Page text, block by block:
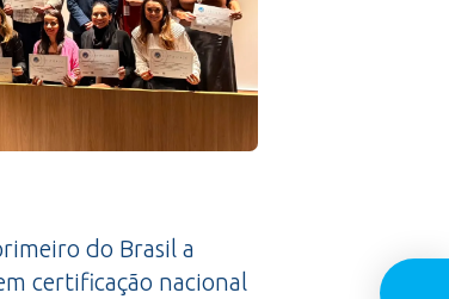
do Brasil a
certificação nacional